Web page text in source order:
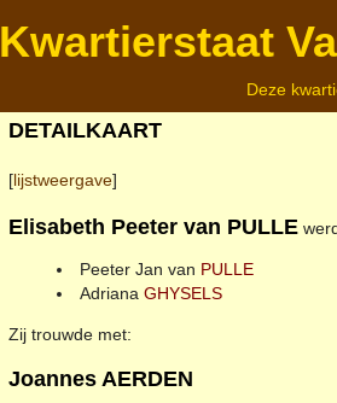
Kwartierstaat
Deze
DETAILKAART
[lijstweergave]
Elisabeth Peeter van PULLE
Peeter Jan van PULLE
Adriana GHYSELS
Zij trouwde met:
Joannes AERDEN